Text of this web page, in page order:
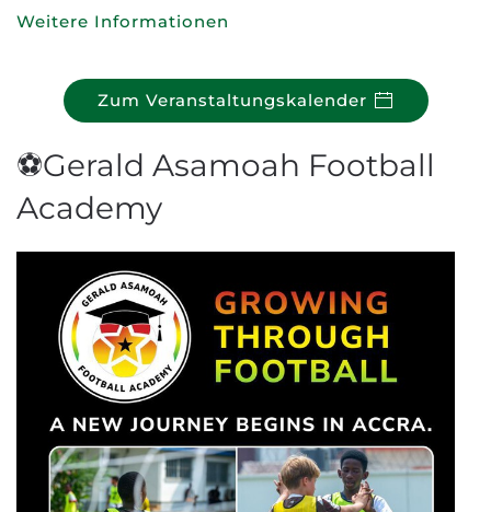
Weitere Informationen
Zum Veranstaltungskalender
⚽Gerald Asamoah Football
Academy